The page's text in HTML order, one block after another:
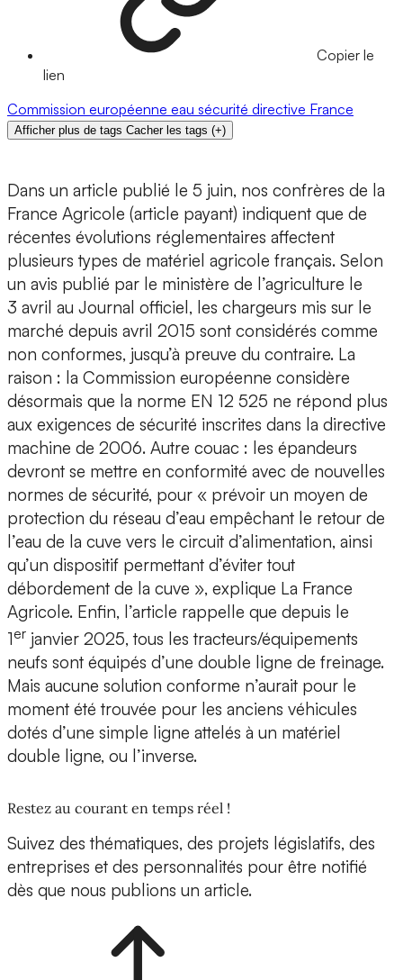
Copier le
lien
Commission européenne eau sécurité directive France
Afficher plus de tags Cacher les tags (+)
Dans un article publié le 5 juin, nos confrères de la
France Agricole (article payant) indiquent que de
récentes évolutions réglementaires affectent
plusieurs types de matériel agricole français. Selon
un avis publié par le ministère de l’agriculture le
3 avril au Journal officiel, les chargeurs mis sur le
marché depuis avril 2015 sont considérés comme
non conformes, jusqu’à preuve du contraire. La
raison : la Commission européenne considère
désormais que la norme EN 12 525 ne répond plus
aux exigences de sécurité inscrites dans la directive
machine de 2006. Autre couac : les épandeurs
devront se mettre en conformité avec de nouvelles
normes de sécurité, pour « prévoir un moyen de
protection du réseau d’eau empêchant le retour de
l’eau de la cuve vers le circuit d’alimentation, ainsi
qu’un dispositif permettant d’éviter tout
débordement de la cuve », explique La France
Agricole. Enfin, l’article rappelle que depuis le
1er janvier 2025, tous les tracteurs/équipements
neufs sont équipés d’une double ligne de freinage.
Mais aucune solution conforme n’aurait pour le
moment été trouvée pour les anciens véhicules
dotés d’une simple ligne attelés à un matériel
double ligne, ou l’inverse.
Restez au courant en temps réel !
Suivez des thématiques, des projets législatifs, des
entreprises et des personnalités pour être notifié
dès que nous publions un article.